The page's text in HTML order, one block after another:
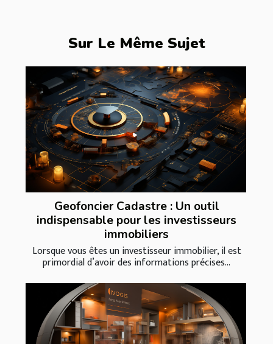
Sur Le Même Sujet
Geofoncier Cadastre : Un outil
indispensable pour les investisseurs
immobiliers
Lorsque vous êtes un investisseur immobilier, il est
primordial d’avoir des informations précises...